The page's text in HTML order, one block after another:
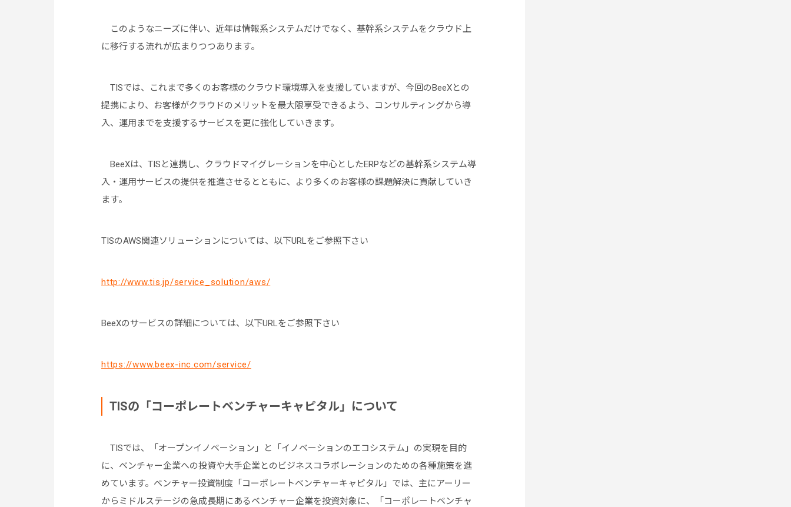
このようなニーズに伴い、近年は情報系システムだけでなく、基幹系システムをクラウド上
に移行する流れが広まりつつあります。
TISでは、これまで多くのお客様のクラウド環境導入を支援していますが、今回のBeeXとの
提携により、お客様がクラウドのメリットを最大限享受できるよう、コンサルティングから導
入、運用までを支援するサービスを更に強化していきます。
BeeXは、TISと連携し、クラウドマイグレーションを中心としたERPなどの基幹系システム導
入・運用サービスの提供を推進させるとともに、より多くのお客様の課題解決に貢献していき
ます。
TISのAWS関連ソリューションについては、以下URLをご参照下さい
http://www.tis.jp/service_solution/aws/
BeeXのサービスの詳細については、以下URLをご参照下さい
https://www.beex-inc.com/service/
TISの「コーポレートベンチャーキャピタル」について
TISでは、「オープンイノベーション」と「イノベーションのエコシステム」の実現を目的
に、ベンチャー企業への投資や大手企業とのビジネスコラボレーションのための各種施策を進
めています。ベンチャー投資制度「コーポレートベンチャーキャピタル」では、主にアーリー
からミドルステージの急成長期にあるベンチャー企業を投資対象に、「コーポレートベンチャ